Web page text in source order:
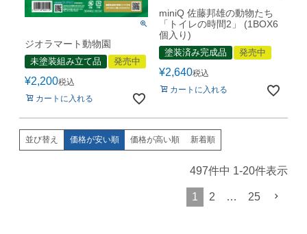
ジオラマート動物園
未塗装組み立て品 発売中
¥2,200税込
カートに入れる
miniQ 佐藤邦雄の動物たち
「トイレの時間2」 (1BOX6
個入り)
塗装済み完成品 発売中
¥2,640税込
カートに入れる
並び替え 価格が安い順 価格が高い順 新着順
497件中 1-20件表示
1 2 … 25